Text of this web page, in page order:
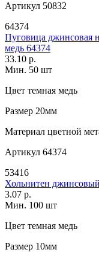
Артикул 50832
64374
Пуговица джинсовая
медь 64374
33.10 р.
Мин. 50 шт
Цвет темная медь
Размер 20мм
Материал цветной
Артикул 64374
53416
Хольнитен
3.07 р.
Мин. 100 шт
Цвет темная медь
Размер 10мм